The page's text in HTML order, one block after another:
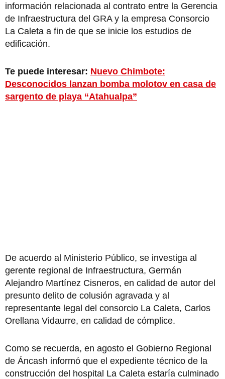
información relacionada al contrato entre la Gerencia
de Infraestructura del GRA y la empresa Consorcio
La Caleta a fin de que se inicie los estudios de
edificación.
Te puede interesar: Nuevo Chimbote:
Desconocidos lanzan bomba molotov en casa de
sargento de playa “Atahualpa”
De acuerdo al Ministerio Público, se investiga al
gerente regional de Infraestructura, Germán
Alejandro Martínez Cisneros, en calidad de autor del
presunto delito de colusión agravada y al
representante legal del consorcio La Caleta, Carlos
Orellana Vidaurre, en calidad de cómplice.
Como se recuerda, en agosto el Gobierno Regional
de Áncash informó que el expediente técnico de la
construcción del hospital La Caleta estaría culminado